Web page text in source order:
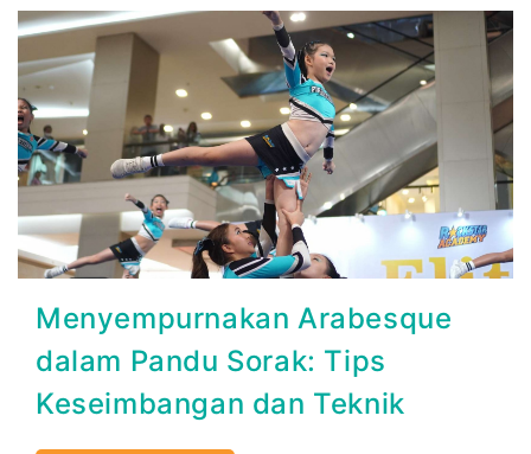
Menyempurnakan Arabesque
dalam Pandu Sorak: Tips
Keseimbangan dan Teknik